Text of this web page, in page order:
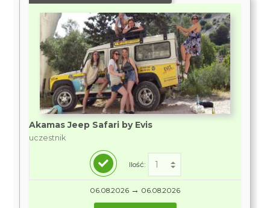
Akamas Jeep Safari by Evis
uczestnik
Ilość:
06.08.2026 → 06.08.2026